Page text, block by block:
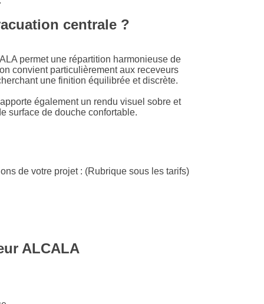
centrale ?
permet une répartition harmonieuse de
convient particulièrement aux receveurs
une finition équilibrée et discrète.
également un rendu visuel sobre et
surface de douche confortable.
de votre projet : (Rubrique sous les tarifs)
ALCALA